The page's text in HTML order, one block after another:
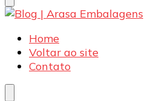
Blog | Arasa Embalagens
Confira conteúdos sobre
Home
Voltar ao site
Contato